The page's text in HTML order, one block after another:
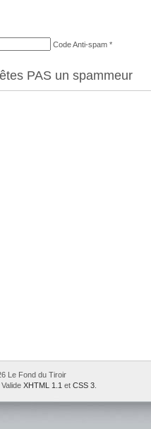
Code Anti-spam *
PAS un spammeur
Le Fond du Tiroir
. Valide XHTML 1.1 et CSS 3